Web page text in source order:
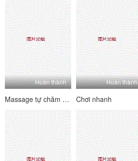
Hoàn thành
Massage tự chăm sóc
Hoàn thành
Chơi nhanh